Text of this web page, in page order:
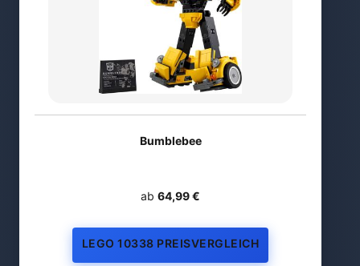
Bumblebee
ab 64,99 €
LEGO 10338 PREISVERGLEICH